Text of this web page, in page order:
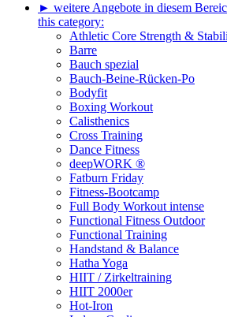
► weitere Angebote in diesem
this category:
Athletic Core Strength &
Barre
Bauch spezial
Bauch-Beine-Rücken-Po
Bodyfit
Boxing Workout
Calisthenics
Cross Training
Dance Fitness
deepWORK ®
Fatburn Friday
Fitness-Bootcamp
Full Body Workout intense
Functional Fitness Outdoor
Functional Training
Handstand & Balance
Hatha Yoga
HIIT / Zirkeltraining
HIIT 2000er
Hot-Iron